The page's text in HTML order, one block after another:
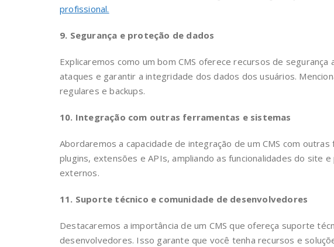
profissional.
9. Segurança e proteção de dados
Explicaremos como um bom CMS oferece recursos de
ataques e garantir a integridade dos dados dos usuários.
regulares e backups.
10. Integração com outras ferramentas e sistemas
Abordaremos a capacidade de integração de um CMS com
plugins, extensões e APIs, ampliando as funcionalidades do site
externos.
11. Suporte técnico e comunidade de desenvolvedores
Destacaremos a importância de um CMS que ofereça suporte
desenvolvedores. Isso garante que você tenha recursos e